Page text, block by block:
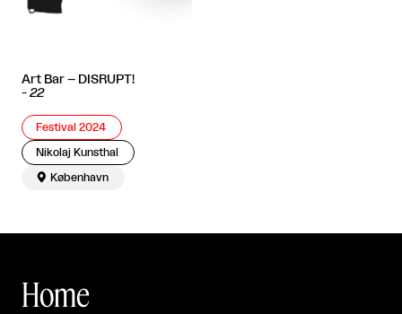
Art Bar – DISRUPT!
- 22
Festival 2024
Nikolaj Kunsthal
 København
Home